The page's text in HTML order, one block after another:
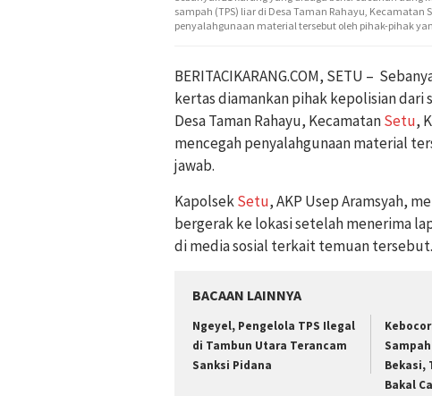
sampah (TPS) liar di Desa Taman Rahayu,
penyalahgunaan material tersebut oleh pihak-pihak
BERITACIKARANG.COM, SETU –
kertas diamankan pihak kepolisian
Desa Taman Rahayu, KecamatanSetu,
mencegah penyalahgunaan material
jawab.
KapolsekSetu, AKP Usep Aramsyah,
bergerak ke lokasi setelah menerima
di media sosial terkait temuan tersebut.
BACAAN LAINNYA
Ngeyel, Pengelola TPS Ilegal
di Tambun Utara Terancam
Sanksi Pidana
Bekasi,
Bakal